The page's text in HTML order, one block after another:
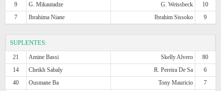
9
G. Mikautadze G. Weissbeck
10
7
Ibrahima Niane Ibrahim Sissoko 9
SUPLENTES:
21 Amine Bassi Skelly Alvero
80
14
Cheikh Sabaly R. Pereira De Sa
6
40
Ousmane Ba Tony Mauricio
7